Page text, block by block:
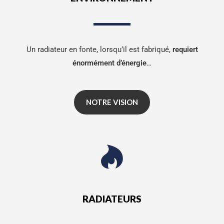
Un radiateur en fonte, lorsqu’il est fabriqué, requiert
énormément d’énergie…
NOTRE VISION
RADIATEURS